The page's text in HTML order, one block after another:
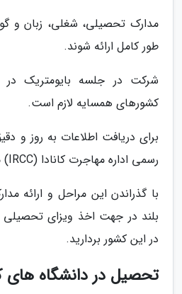
مدارک تحصیلی، شغلی، زبان و
طور کامل ارائه شوند.
کشورهای همسایه لازم است.
برای دریافت اطلاعات به روز و
رسمی اداره مهاجرت کانادا (IRCC) مراجعه کنید.
با گذراندن این مراحل و ارائه
بلند در جهت اخذ ویزای تحصیلی
در این کشور بردارید.
تحصیل در دانشگاه های